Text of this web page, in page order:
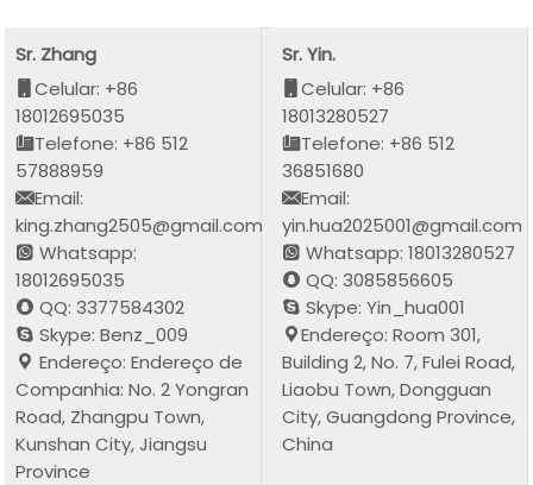
Sr. Zhang
Celular: +86
18012695035
Telefone: +86 512
57888959
Email:
king.zhang2505@gmail.com
Whatsapp:
18012695035
QQ: 3377584302
Skype: Benz_009
Endereço: Endereço de
Companhia: No. 2 Yongran
Road, Zhangpu Town,
Kunshan City, Jiangsu
Province
Sr. Yin.
Celular: +86
18013280527
Telefone: +86 512
36851680
Email:
yin.hua2025001@gmail.com
Whatsapp: 18013280527
QQ: 3085856605
Skype: Yin_hua001
Endereço: Room 301,
Building 2, No. 7, Fulei Road,
Liaobu Town, Dongguan
City, Guangdong Province,
China